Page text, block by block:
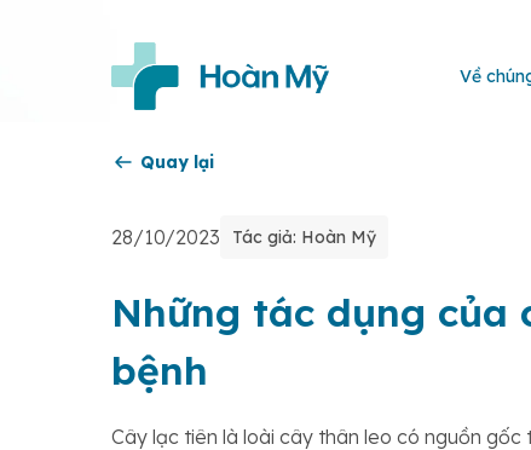
Về
Quay lại
28/10/2023 Tác giả: Hoàn Mỹ
Những tác dụng
bệnh
Cây lạc tiên là loài cây thân leo có nguồn